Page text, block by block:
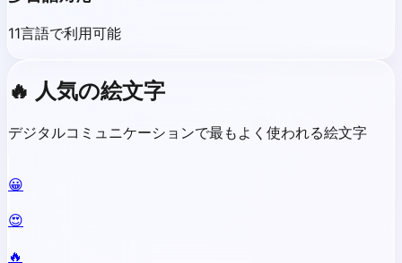
11言語で利用可能
🔥 人気の絵文字
デジタルコミュニケーションで最もよく使われる絵文字
😀
😍
🔥